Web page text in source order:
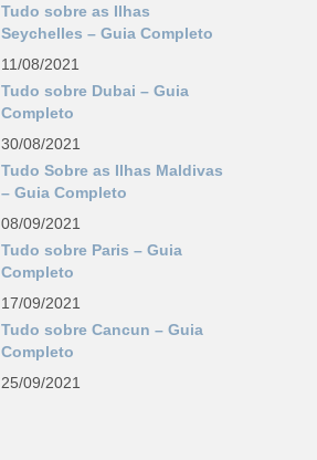
Tudo sobre as Ilhas
Seychelles – Guia Completo
11/08/2021
Tudo sobre Dubai – Guia
Completo
30/08/2021
Tudo Sobre as Ilhas Maldivas
– Guia Completo
08/09/2021
Tudo sobre Paris – Guia
Completo
17/09/2021
Tudo sobre Cancun – Guia
Completo
25/09/2021